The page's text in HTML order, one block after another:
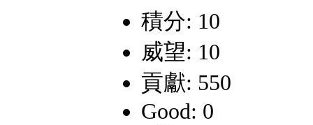
積分: 10
威望: 10
貢獻: 550
Good: 0